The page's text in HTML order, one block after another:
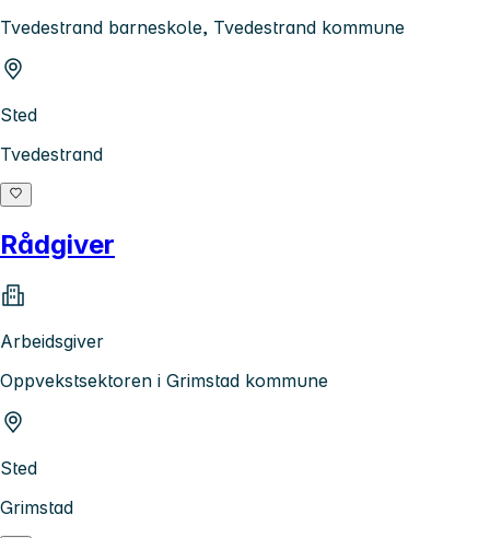
Tvedestrand barneskole, Tvedestrand kommune
Sted
Tvedestrand
Rådgiver
Arbeidsgiver
Oppvekstsektoren i Grimstad kommune
Sted
Grimstad